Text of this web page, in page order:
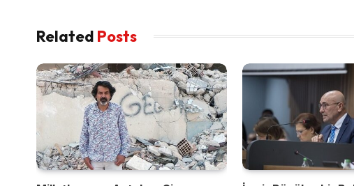
Related Posts